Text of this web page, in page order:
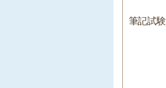
筆記試